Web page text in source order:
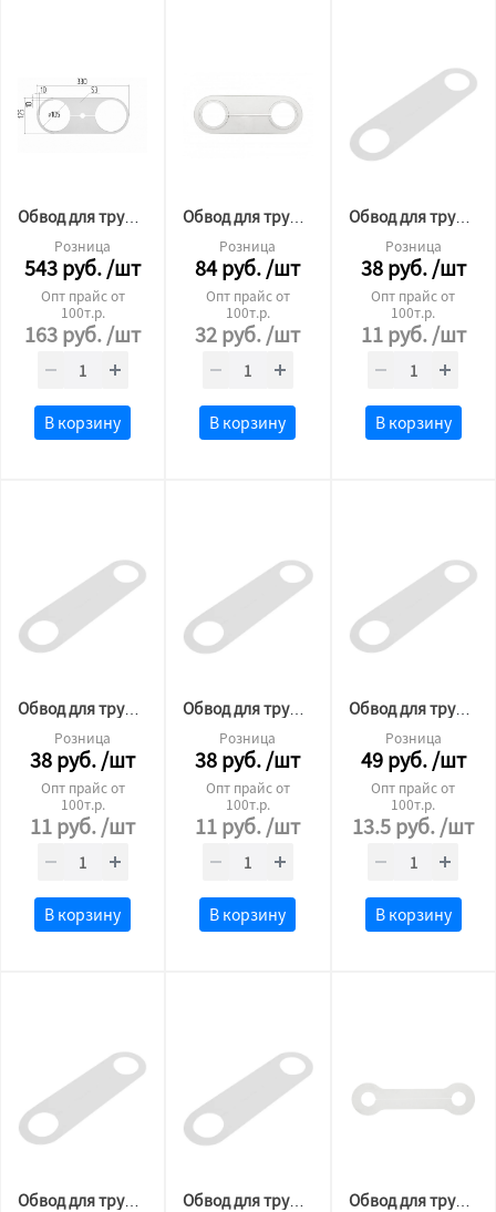
Обвод для трубы пластина 105
Розница
543руб./шт
Опт прайс от
100т.р.
163руб./шт
В корзину
Обвод для трубы пластина 45/55мм L210
Розница
84руб./шт
Опт прайс от
100т.р.
32руб./шт
В корзину
Обвод для трубы пластина №32 L210 1мм
Розница
38руб./шт
Опт прайс от
100т.р.
11руб./шт
В корзину
Обвод для трубы пластина №27 L210 1мм
Розница
38руб./шт
Опт прайс от
100т.р.
11руб./шт
В корзину
Обвод для трубы пластина №22 L210 1мм
Розница
38руб./шт
Опт прайс от
100т.р.
11руб./шт
В корзину
Обвод для трубы пластина №32 L210 3мм
Розница
49руб./шт
Опт прайс от
100т.р.
13.5руб./шт
В корзину
Обвод для трубы пластина №27 L210 3мм Обвод для трубы пластина №22 L210 3мм Обвод для трубы пластина 27 (кость)